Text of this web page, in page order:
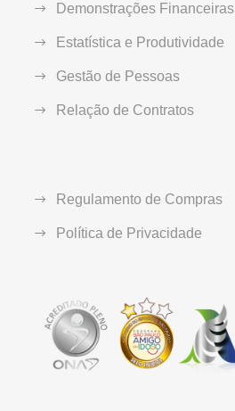
Demonstrações Financeiras
Estatística e Produtividade
Gestão de Pessoas
Relação de Contratos
Regulamento de Compras
Política de Privacidade